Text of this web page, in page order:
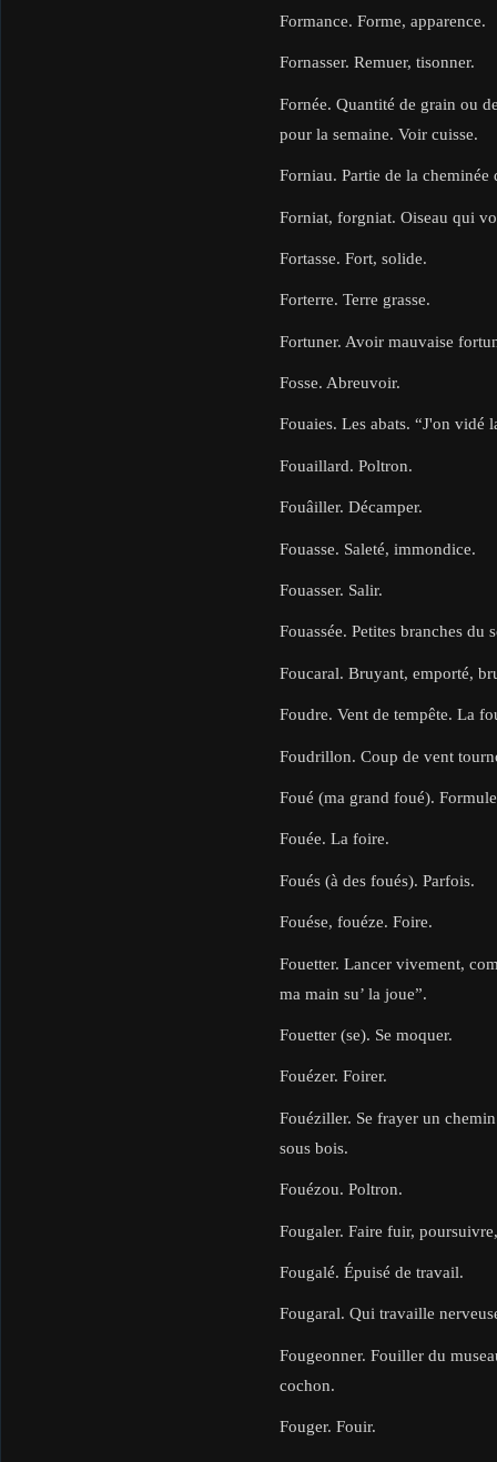
Formance. Forme, apparence.
Fornasser. Remuer, tisonner.
Fornée. Quantité de grain ou
pour la semaine. Voir cuisse.
Forniau. Partie de la cheminée
Forniat, forgniat. Oiseau qui
Fortasse. Fort, solide.
Forterre. Terre grasse.
Fortuner. Avoir mauvaise
Fosse. Abreuvoir.
Fouaies. Les abats. “J'on vidé
Fouaillard. Poltron.
Fouâiller. Décamper.
Fouasse. Saleté, immondice.
Fouasser. Salir.
Fouassée. Petites branches
Foucaral. Bruyant, emporté,
Foudre. Vent de tempête. La
Foudrillon. Coup de vent
Foué (ma grand foué).
Fouée. La foire.
Foués (à des foués). Parfois.
Fouése, fouéze. Foire.
Fouetter. Lancer vivement,
ma main su’ la joue”.
Fouetter (se). Se moquer.
Fouézer. Foirer.
Fouéziller. Se frayer un
sous bois.
Fouézou. Poltron.
Fougaler. Faire fuir,
Fougalé. Épuisé de travail.
Fougaral. Qui travaille
Fougeonner. Fouiller du
cochon.
Fouger. Fouir.